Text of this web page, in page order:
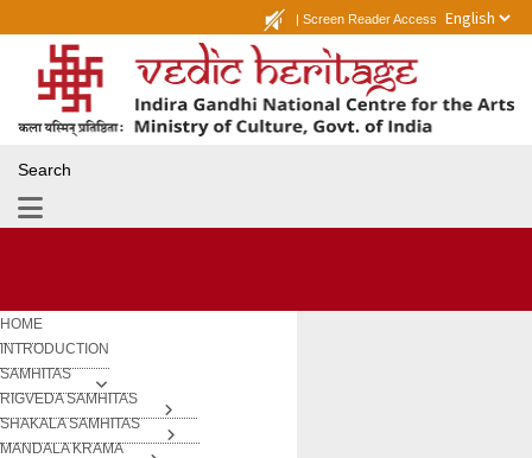
| Screen Reader Access
Search
HOME
INTRODUCTION
SAMHITAS
RIGVEDA SAMHITAS
SHAKALA SAMHITAS
MANDALA KRAMA